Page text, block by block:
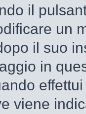
il
un
il suo
in
viene